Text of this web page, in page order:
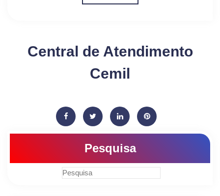
Central de Atendimento
Cemil
Pesquisa